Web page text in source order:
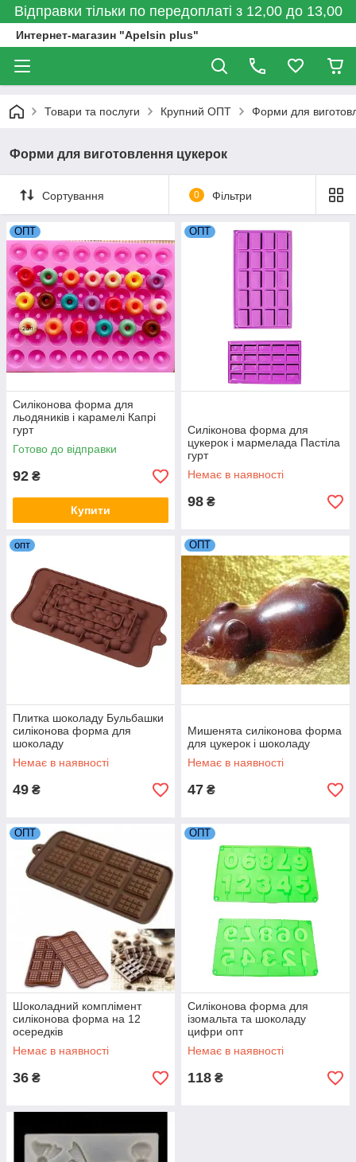
Відправки тільки по передоплаті з 12,00 до 13,00
Интернет-магазин "Apelsin plus"
Товари та послуги Крупний ОПТ Форми для
Форми для виготовлення цукерок
Сортування 0 Фільтри
ОПТ
Силіконова форма для
льодяників і карамелі Капрі
гурт
Готово до відправки
92 ₴
Купити
ОПТ
Силіконова форма для
цукерок і мармелада Пастіла
гурт
Немає в наявності
98 ₴
опт
Плитка шоколаду Бульбашки
силіконова форма для
шоколаду
Немає в наявності
49 ₴
ОПТ
Мишенята силіконова форма
для цукерок і шоколаду
Немає в наявності
47 ₴
ОПТ
Шоколадний комплімент
силіконова форма на 12
осередків
Немає в наявності
36 ₴
ОПТ
Силіконова форма для
ізомальта та шоколаду
цифри опт
Немає в наявності
118 ₴